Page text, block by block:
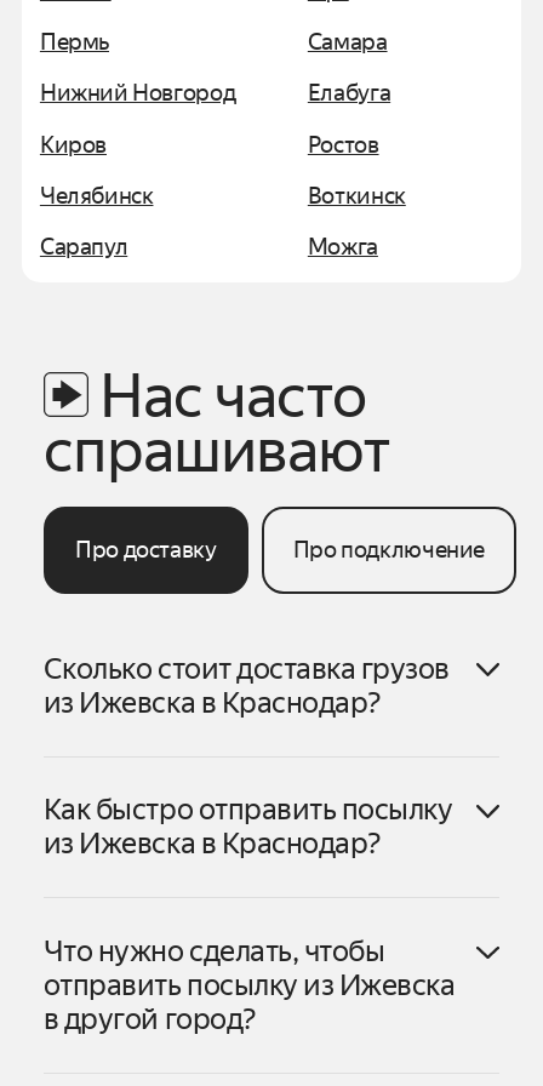
Пермь
Самара
Нижний Новгород
Киров
Челябинск
Сарапул
Елабуга
Ростов
Воткинск
Можга
Нас часто
спрашивают
Про доставку Про подключение
Сколько стоит доставка грузов
из Ижевска в Краснодар?
ИжевскавКраснодар
1. Нажмите «Создать заказ».
Как быстро отправить посылку
из Ижевска в Краснодар?
1. Оформите заказ в личном кабинете
или приложении Яндекс Go. В личном
кабинете можно заказать доставку
Что нужно сделать, чтобы
отправить посылку из Ижевска
в другой город?